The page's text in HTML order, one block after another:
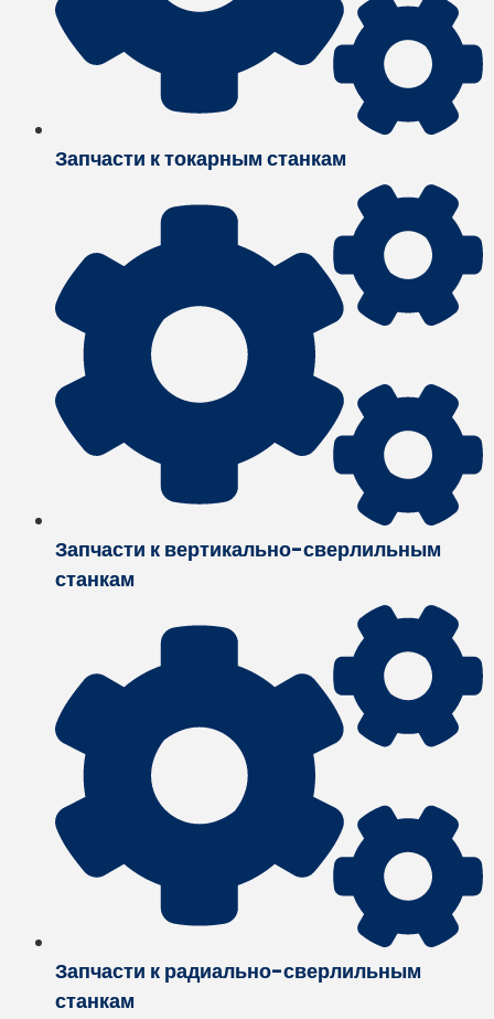
Запчасти к токарным станкам
Запчасти к вертикально-сверлильным
станкам
Запчасти к радиально-сверлильным
станкам